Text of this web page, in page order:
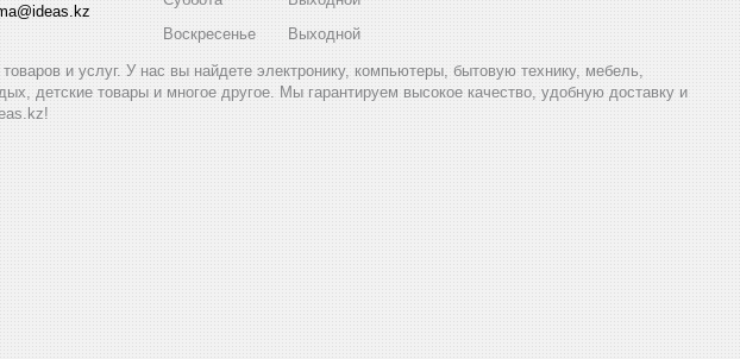
Воскресенье
Выходной
и услуг. У нас вы найдете электронику, компьютеры, бытовую технику, мебель,
детские товары и многое другое. Мы гарантируем высокое качество, удобную доставку и